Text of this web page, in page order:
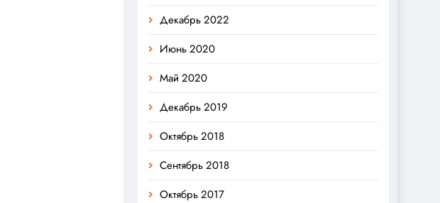
Декабрь 2022
Июнь 2020
Май 2020
Декабрь 2019
Октябрь 2018
Сентябрь 2018
Октябрь 2017